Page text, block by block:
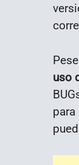
uso